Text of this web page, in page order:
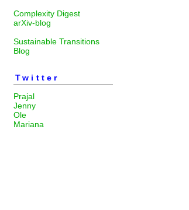
Complexity Digest
arXiv-blog
Sustainable Transitions
Blog
Twitter
Prajal
Jenny
Ole
Mariana